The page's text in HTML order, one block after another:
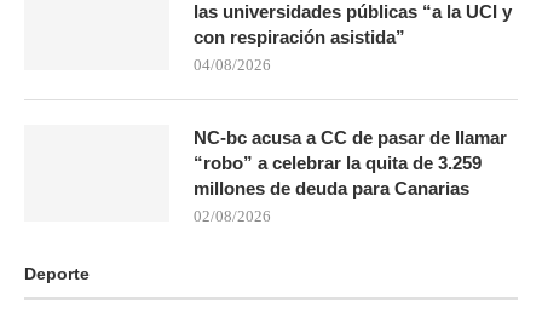
las universidades públicas “a la UCI y
con respiración asistida”
04/08/2026
NC-bc acusa a CC de pasar de llamar
“robo” a celebrar la quita de 3.259
millones de deuda para Canarias
02/08/2026
Deporte